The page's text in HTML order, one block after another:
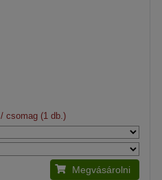
/ csomag (1 db.)
Megvásárolni